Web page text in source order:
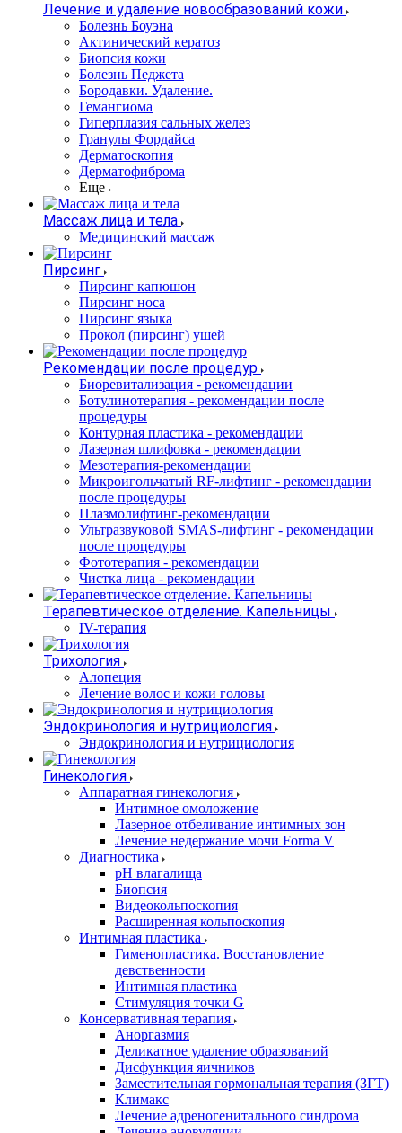
Лечение и удаление новообразований кожи
Болезнь Боуэна
Актинический кератоз
Биопсия кожи
Болезнь Педжета
Бородавки. Удаление.
Гемангиома
Гиперплазия сальных желез
Гранулы Фордайса
Дерматоскопия
Дерматофиброма
Еще
Массаж лица и тела
Медицинский массаж
Пирсинг
Пирсинг капюшон
Пирсинг носа
Пирсинг языка
Прокол (пирсинг) ушей
Рекомендации после процедур
Биоревитализация - рекомендации
Ботулинотерапия - рекомендации после
процедуры
Контурная пластика - рекомендации
Лазерная шлифовка - рекомендации
Мезотерапия-рекомендации
Микроигольчатый RF-лифтинг - рекомендации
после процедуры
Плазмолифтинг-рекомендации
Ультразвуковой SMAS-лифтинг - рекомендации
после процедуры
Фототерапия - рекомендации
Чистка лица - рекомендации
Терапевтическое отделение. Капельницы
IV-терапия
Трихология
Алопеция
Лечение волос и кожи головы
Эндокринология и нутрициология
Эндокринология и нутрициология
Гинекология
Аппаратная гинекология
Интимное омоложение
Лазерное отбеливание интимных зон
Лечение недержание мочи Forma V
Диагностика
pH влагалища
Биопсия
Видеокольпоскопия
Расширенная кольпоскопия
Интимная пластика
Гименопластика. Восстановление
девственности
Интимная пластика
Стимуляция точки G
Консервативная терапия
Аноргазмия
Деликатное удаление образований
Дисфункция яичников
Заместительная гормональная терапия (ЗГТ)
Климакс
Лечение адреногенитального синдрома